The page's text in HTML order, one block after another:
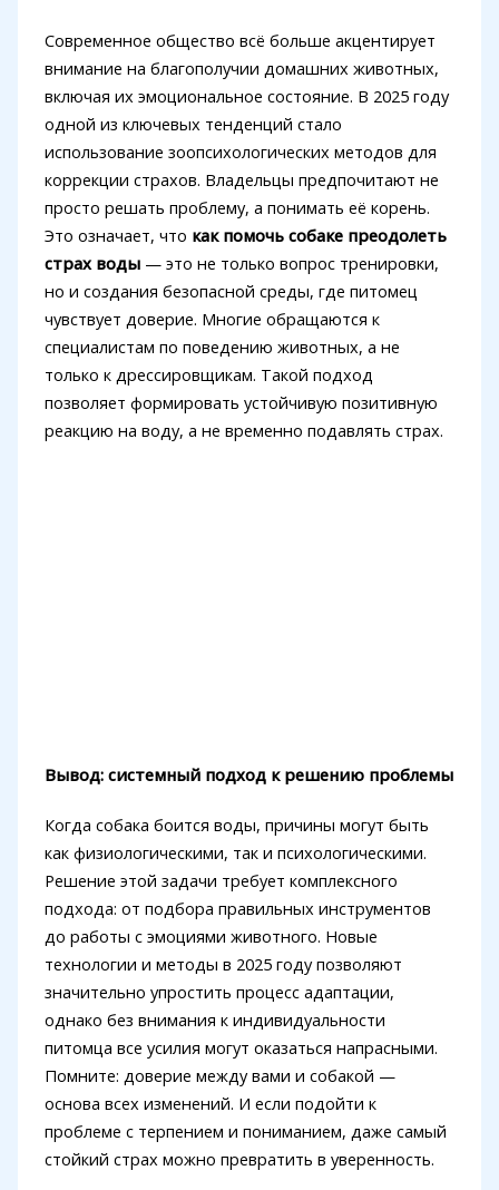
Современное общество всё больше акцентирует
внимание на благополучии домашних животных,
включая их эмоциональное состояние. В 2025 году
одной из ключевых тенденций стало
использование зоопсихологических методов для
коррекции страхов. Владельцы предпочитают не
просто решать проблему, а понимать её корень.
Это означает, что как помочь собаке преодолеть
страх воды— это не только вопрос тренировки,
но и создания безопасной среды, где питомец
чувствует доверие. Многие обращаются к
специалистам по поведению животных, а не
только к дрессировщикам. Такой подход
позволяет формировать устойчивую позитивную
реакцию на воду, а не временно подавлять страх.
Вывод: системный подход к решению проблемы
Когда собака боится воды, причины могут быть
как физиологическими, так и психологическими.
Решение этой задачи требует комплексного
подхода: от подбора правильных инструментов
до работы с эмоциями животного. Новые
технологии и методы в 2025 году позволяют
значительно упростить процесс адаптации,
однако без внимания к индивидуальности
питомца все усилия могут оказаться напрасными.
Помните: доверие между вами и собакой —
основа всех изменений. И если подойти к
проблеме с терпением и пониманием, даже самый
стойкий страх можно превратить в уверенность.